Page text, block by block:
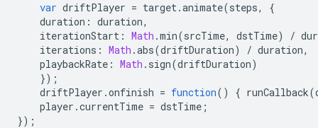
var driftPlayer = target.animate(steps,
{
duration : duration,
iterationStart : Math .min(srcTime, dstTime) /
iterations : Math .abs(driftDuration) / duration,
playbackRate : Math . sign(driftDuration)
});
driftPlayer .onfinish = function() { runCallback(
player .currentTime = dstTime ;
});